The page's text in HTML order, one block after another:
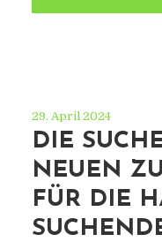
29. April 2024
DIE
NEUEN
FÜR DIE